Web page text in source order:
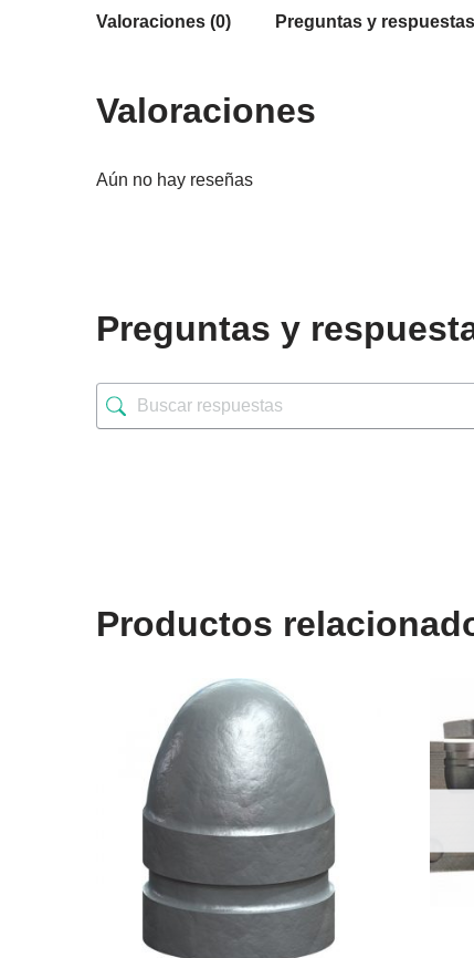
Valoraciones (0) Preguntas y respuestas
Valoraciones
Aún no hay reseñas
Preguntas y
Productos